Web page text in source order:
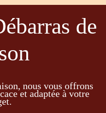
de
nous vous offrons
et adaptée à votre